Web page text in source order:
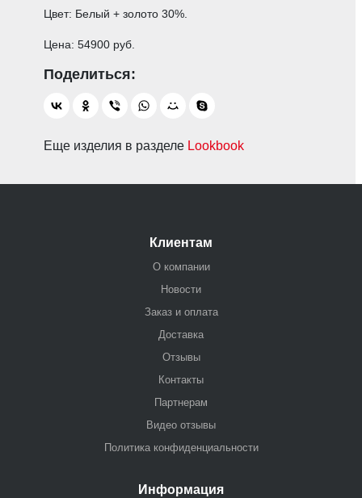
Цвет: Белый + золото 30%.
Цена: 54900 руб.
Еще изделия в разделе Lookbook
Клиентам
О компании
Новости
Заказ и оплата
Доставка
Отзывы
Контакты
Партнерам
Видео отзывы
Политика конфиденциальности
Информация